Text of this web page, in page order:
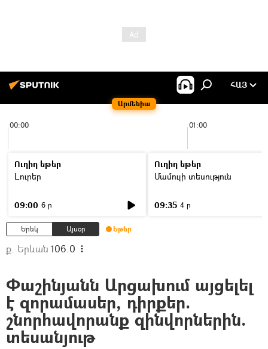
Արմենիա
ՀԱՅ
00:00 01:00
Ուղիղ եթեր
Լուրեր
09:00 6 ր
Ուղիղ եթեր
Մամուլի տեսություն
09:35 4 ր
Երեկ Այսօր Եթեր
ք. Երևան 106.0
Փաշինյանն Արցախում այցելել
է զորամասեր, դիրքեր.
շնորհավորանք զինվորներին.
տեսանյութ